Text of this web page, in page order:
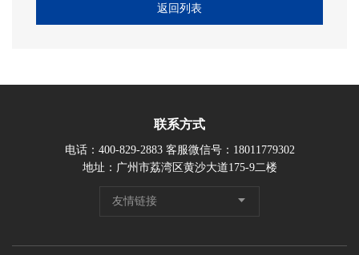
返回列表
联系方式
电话：400-829-2883 客服微信号：18011779302
地址：广州市荔湾区黄沙大道175-9二楼
友情链接